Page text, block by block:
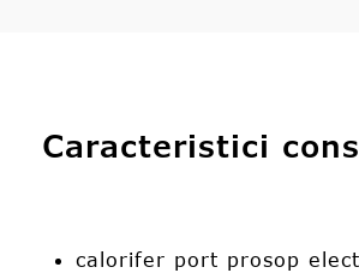
Caracteristici
calorifer port prosop